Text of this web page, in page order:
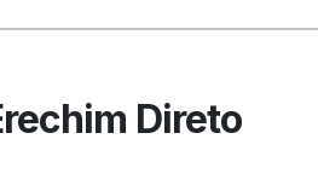
Direto